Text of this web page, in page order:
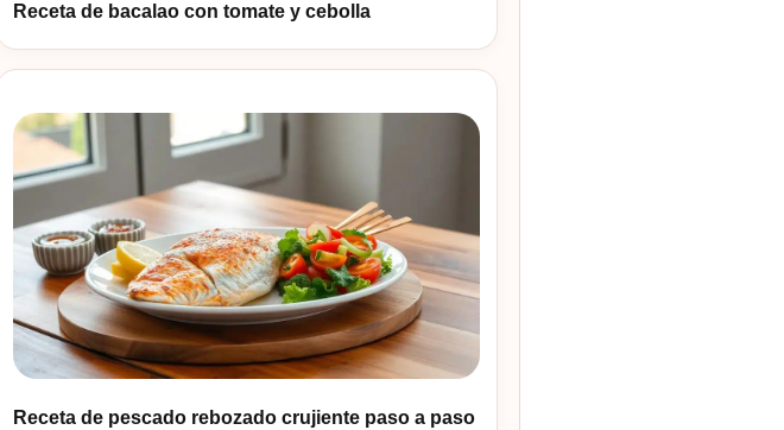
Receta de bacalao con tomate y cebolla
Receta de pescado rebozado crujiente paso a paso